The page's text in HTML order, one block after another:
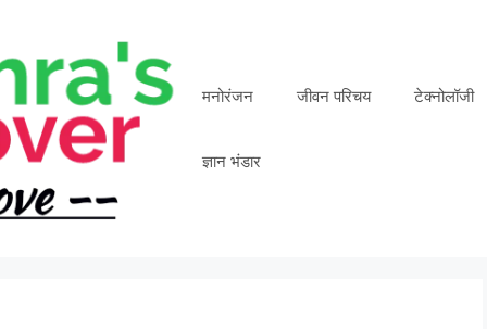
मनोरंजन जीवन परिचय टेक्नोलॉजी
ज्ञान भंडार